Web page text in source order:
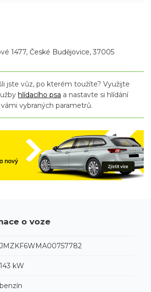
1477, České Budějovice, 37005
jste vůz, po kterém toužíte? Využijte
hlídacího psa a nastavte si hlídání
vybraných parametrů.
o voze
JMZKF6WMA00757782
143 kW
benzín